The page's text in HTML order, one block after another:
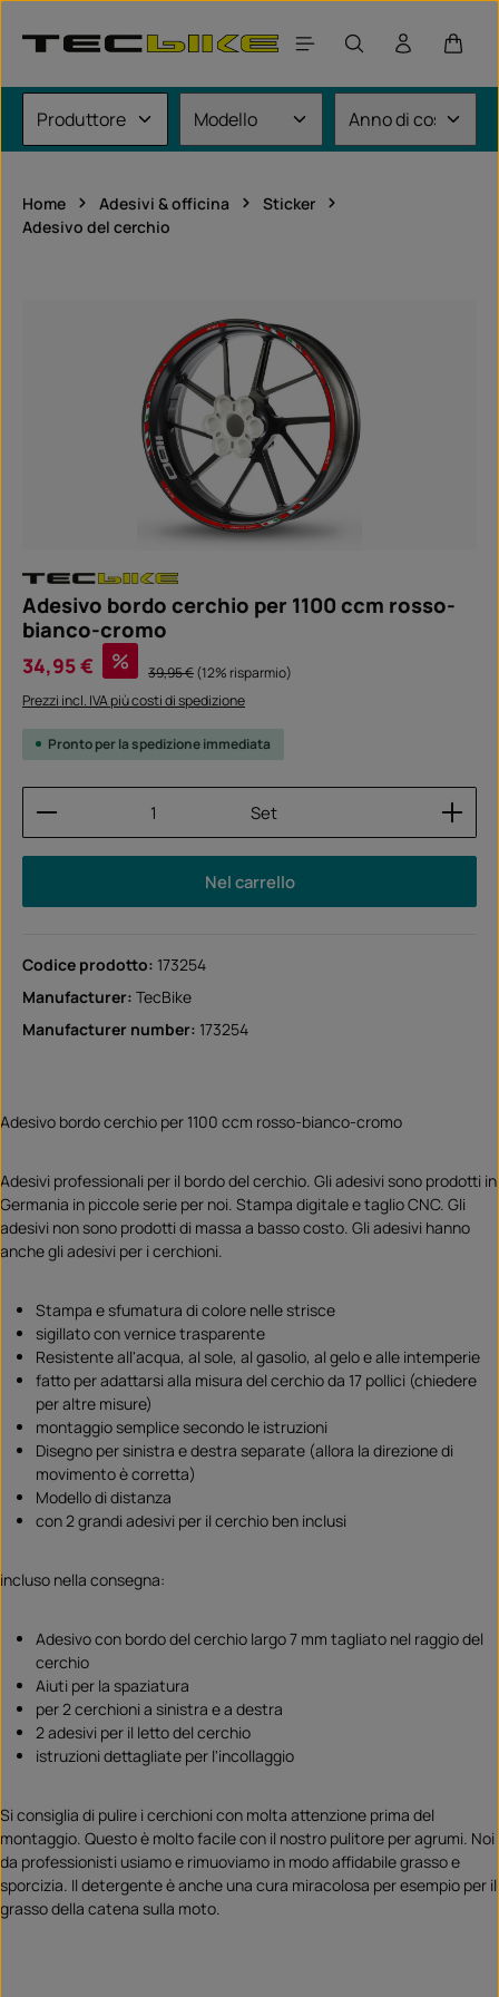
Il
Home Adesivi & officina
Sticker
Adesivo del cerchio
Adesivo bordo cerchio per 1100 ccm rosso-
bianco-cromo
Prezzo di vendita:
34,95 € % Prezzo normale:
39,95 €(12% risparmio)
Prezzi incl. IVA più costi di spedizione
Pronto per la spedizione immediata
Quantità del prodotto: inserisci la quantità
Set
Nel carrello
Codice prodotto: 173254
Manufacturer: TecBike
Manufacturer number: 173254
Adesivo bordo cerchio per 1100 ccm rosso-bianco-cromo
Adesivi professionali per il bordo del cerchio. Gli adesivi sono prodotti in
Germania in piccole serie per noi. Stampa digitale e taglio CNC. Gli
adesivi non sono prodotti di massa a basso costo. Gli adesivi hanno
anche gli adesivi per i cerchioni.
Stampa e sfumatura di colore nelle strisce
sigillato con vernice trasparente
Resistente all'acqua, al sole, al gasolio, al gelo e alle intemperie
fatto per adattarsi alla misura del cerchio da 17 pollici (chiedere
per altre misure)
montaggio semplice secondo le istruzioni
Disegno per sinistra e destra separate (allora la direzione di
movimento è corretta)
Modello di distanza
con 2 grandi adesivi per il cerchio ben inclusi
incluso nella consegna:
Adesivo con bordo del cerchio largo 7 mm tagliato nel raggio del
cerchio
Aiuti per la spaziatura
per 2 cerchioni a sinistra e a destra
2 adesivi per il letto del cerchio
istruzioni dettagliate per l'incollaggio
Si consiglia di pulire i cerchioni con molta attenzione prima del
montaggio. Questo è molto facile con il nostro pulitore per agrumi. Noi
da professionisti usiamo e rimuoviamo in modo affidabile grasso e
sporcizia. Il detergente è anche una cura miracolosa per esempio per il
grasso della catena sulla moto.